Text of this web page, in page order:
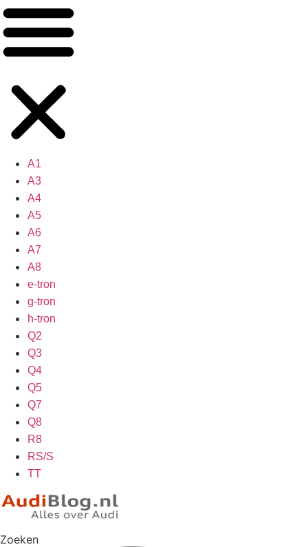
A1
A3
A4
A5
A6
A7
A8
e-tron
g-tron
h-tron
Q2
Q3
Q4
Q5
Q7
Q8
R8
RS/S
TT
Zoeken